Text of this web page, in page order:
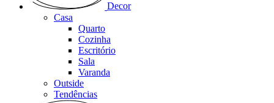
Decor
Casa
Quarto
Cozinha
Escritório
Sala
Varanda
Outside
Tendências